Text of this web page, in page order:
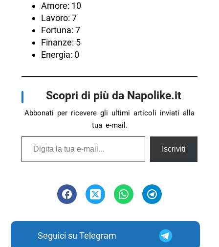
Amore: 10
Lavoro: 7
Fortuna: 7
Finanze: 5
Energia: 0
Scopri di più da Napolike.it
Abbonati per ricevere gli ultimi articoli inviati alla
tua e-mail.
Digita la tua e-mail...
Iscriviti
Seguici su Telegram